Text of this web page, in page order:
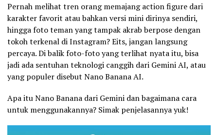
Pernah melihat tren orang memajang action figure dari
karakter favorit atau bahkan versi mini dirinya sendiri,
hingga foto teman yang tampak akrab berpose dengan
tokoh terkenal di Instagram? Eits, jangan langsung
percaya. Di balik foto-foto yang terlihat nyata itu, bisa
jadi ada sentuhan teknologi canggih dari Gemini AI, atau
yang populer disebut Nano Banana AI.
Apa itu Nano Banana dari Gemini dan bagaimana cara
untuk menggunakannya? Simak penjelasannya yuk!